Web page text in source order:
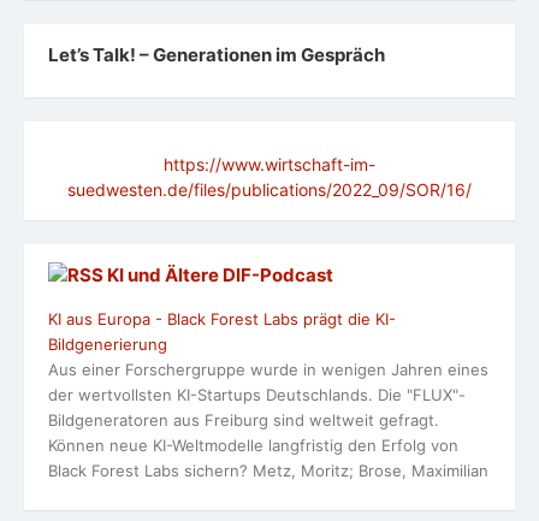
Let’s Talk! – Generationen im Gespräch
https://www.wirtschaft-im-
suedwesten.de/files/publications/2022_09/SOR/16/
KI und Ältere DlF-Podcast
KI aus Europa - Black Forest Labs prägt die KI-
Bildgenerierung
Aus einer Forschergruppe wurde in wenigen Jahren eines
der wertvollsten KI-Startups Deutschlands. Die "FLUX"-
Bildgeneratoren aus Freiburg sind weltweit gefragt.
Können neue KI-Weltmodelle langfristig den Erfolg von
Black Forest Labs sichern? Metz, Moritz; Brose, Maximilian